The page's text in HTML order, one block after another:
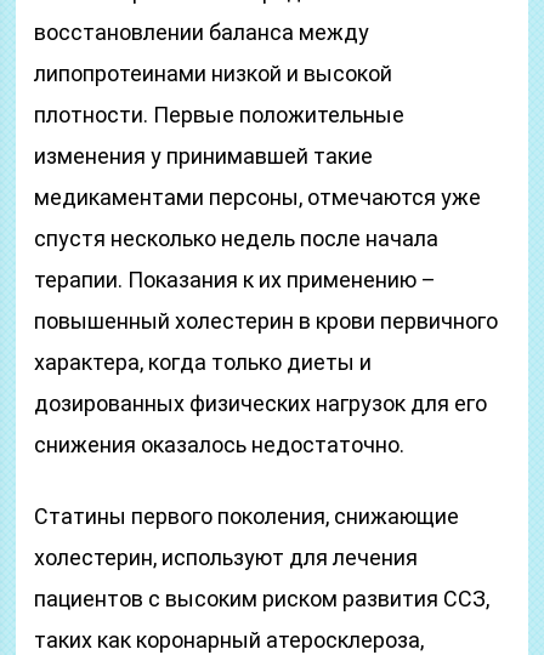
восстановлении баланса между
липопротеинами низкой и высокой
плотности. Первые положительные
изменения у принимавшей такие
медикаментами персоны, отмечаются уже
спустя несколько недель после начала
терапии. Показания к их применению –
повышенный холестерин в крови первичного
характера, когда только диеты и
дозированных физических нагрузок для его
снижения оказалось недостаточно.
Статины первого поколения, снижающие
холестерин, используют для лечения
пациентов с высоким риском развития ССЗ,
таких как коронарный атеросклероза,